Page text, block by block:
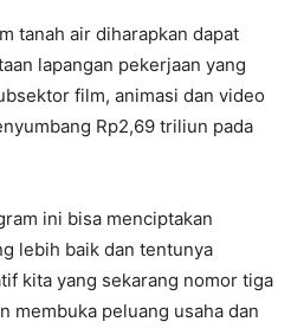
tanah air diharapkan dapat
lapangan pekerjaan yang
film, animasi dan video
Rp2,69 triliun pada
ini bisa menciptakan
lebih baik dan tentunya
kita yang sekarang nomor tiga
membuka peluang usaha dan